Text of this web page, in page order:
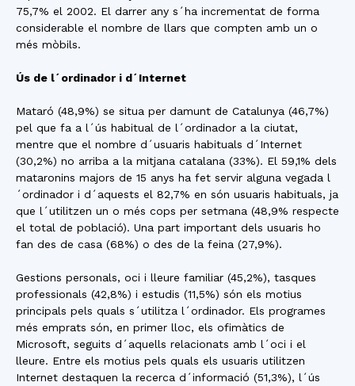
75,7% el 2002. El darrer any s´ha incrementat de forma
considerable el nombre de llars que compten amb un o
més mòbils.
Ús de l´ordinador i d´Internet
Mataró (48,9%) se situa per damunt de Catalunya (46,7%)
pel que fa a l´ús habitual de l´ordinador a la ciutat,
mentre que el nombre d´usuaris habituals d´Internet
(30,2%) no arriba a la mitjana catalana (33%). El 59,1% dels
mataronins majors de 15 anys ha fet servir alguna vegada l
´ordinador i d´aquests el 82,7% en són usuaris habituals, ja
que l´utilitzen un o més cops per setmana (48,9% respecte
el total de població). Una part important dels usuaris ho
fan des de casa (68%) o des de la feina (27,9%).
Gestions personals, oci i lleure familiar (45,2%), tasques
professionals (42,8%) i estudis (11,5%) són els motius
principals pels quals s´utilitza l´ordinador. Els programes
més emprats són, en primer lloc, els ofimàtics de
Microsoft, seguits d´aquells relacionats amb l´oci i el
lleure. Entre els motius pels quals els usuaris utilitzen
Internet destaquen la recerca d´informació (51,3%), l´ús